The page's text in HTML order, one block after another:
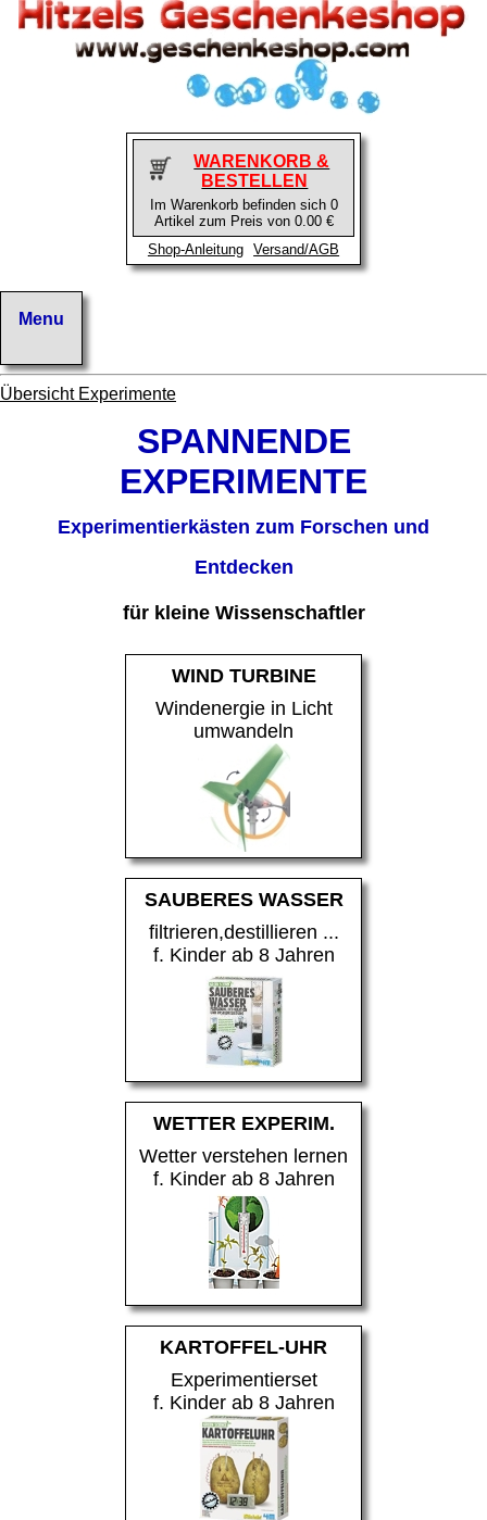
WARENKORB &
BESTELLEN
Im Warenkorb befinden sich 0
Artikel zum Preis von 0.00 €
Shop-Anleitung
Versand/AGB
Übersicht Experimente
SPANNENDE
EXPERIMENTE
Experimentierkästen zum Forschen und
Entdecken
für kleine Wissenschaftler
WIND TURBINE
Windenergie in Licht
umwandeln
SAUBERES WASSER
filtrieren,destillieren ...
f. Kinder ab 8 Jahren
WETTER EXPERIM.
Wetter verstehen lernen
f. Kinder ab 8 Jahren
KARTOFFEL-UHR
Experimentierset
f. Kinder ab 8 Jahren